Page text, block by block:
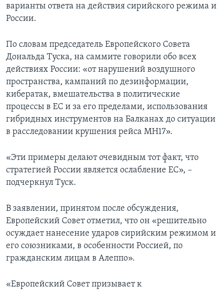
варианты ответа на действия сирийского режима и
России.
По словам председатель Европейского Совета
Дональда Туска, на саммите говорили обо всех
действиях России: «от нарушений воздушного
пространства, кампаний по дезинформации,
кибератак, вмешательства в политические
процессы в ЕС и за его пределами, использования
гибридных инструментов на Балканах до ситуации
в расследовании крушения рейса MH17».
«Эти примеры делают очевидным тот факт, что
стратегией России является ослабление ЕС», –
подчеркнул Туск.
В заявлении, принятом после обсуждения,
Европейский Совет отметил, что он «решительно
осуждает нанесение ударов сирийским режимом и
его союзниками, в особенности Россией, по
гражданским лицам в Алеппо».
«Европейский Совет призывает к